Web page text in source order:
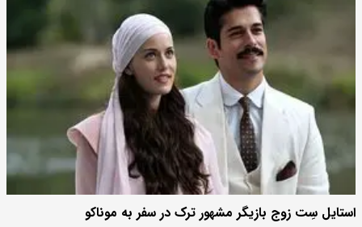
استایل سِت زوج بازیگر مشهور ترک در سفر به موناکو